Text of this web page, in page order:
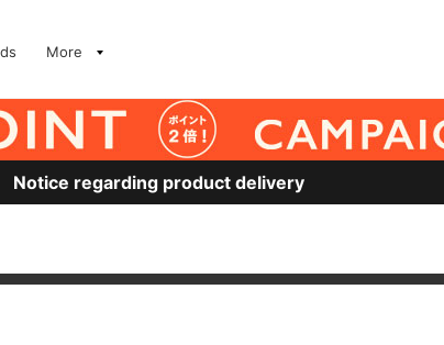
More
Notice regarding product delivery